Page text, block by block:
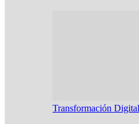
Transformación Digital